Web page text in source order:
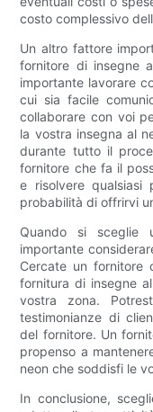
costo complessivo
Un altro fattore
fornitore di insegne
importante lavorare
cui sia facile
collaborare con voi
la vostra insegna al
durante tutto il
fornitore che fa il
e risolvere qualsiasi
probabilità di offrirvi
Quando si sceglie
importante
Cercate un fornitore
fornitura di insegne
vostra zona.
testimonianze di
del fornitore. Un
propenso a
neon che soddisfi le
In conclusione,